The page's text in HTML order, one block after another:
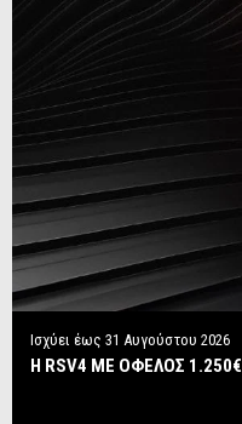
Ισχύει έως 31 Αυγούστου 2026
Η RSV4 ΜΕ ΟΦΕΛΟΣ 1.250€